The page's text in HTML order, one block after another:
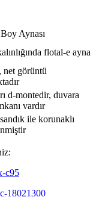
Aynası
flotal-e ayna
net görüntü
d-montedir, duvara
vardır
ile korunaklı
c95
18021300